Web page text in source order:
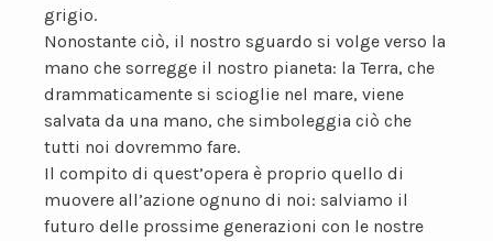
grigio.
Nonostante ciò, il nostro sguardo si volge verso la
mano che sorregge il nostro pianeta: la Terra, che
drammaticamente si scioglie nel mare, viene
salvata da una mano, che simboleggia ciò che
tutti noi dovremmo fare.
Il compito di quest’opera è proprio quello di
muovere all’azione ognuno di noi: salviamo il
futuro delle prossime generazioni con le nostre